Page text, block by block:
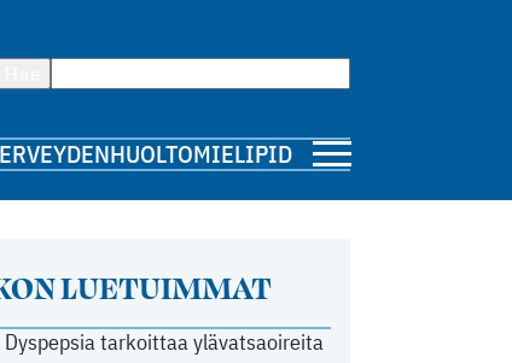
MIELIPIDE
LUETUIMMAT
Dyspepsia tarkoittaa ylävatsaoireita